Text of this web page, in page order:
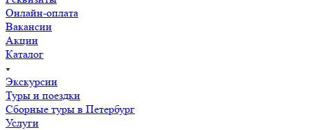
Онлайн-оплата
Вакансии
Акции
Каталог
Экскурсии
Туры и поездки
Сборные туры в Петербург
Услуги